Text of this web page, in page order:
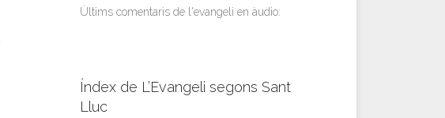
Ùltims comentaris de l'evangeli en àudio:
Índex de L’Evangeli segons Sant
Lluc